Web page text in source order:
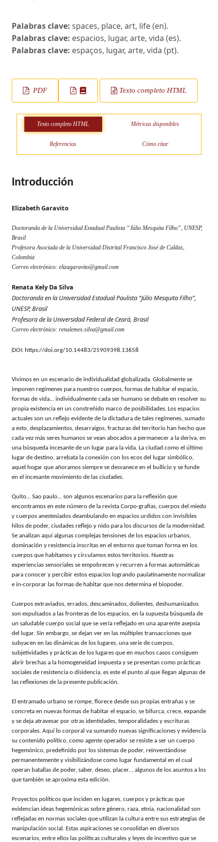
Palabras clave: spaces, place, art, life (en).
Palabras clave: espacios, lugar, arte, vida (es).
Palabras clave: espaços, lugar, arte, vida (pt).
PDF Texto completo HTML
Texto completo HTML Métricas disponibles
Referencias Cómo citar
Introducción
Elizabeth Garavito
Doctoranda de la Universidad Estadual Paulista “Júlio Mesquita Filho”, UNESP,
Brasil
Profesora Asociada de la Universidad Distrital Francisco José de Caldas,
Colombia
Correo electrónico: elizagaravito@gmail.com
Renata Kely Da Silva
Doctoranda en la Universidad Estadual Paulista “Júlio Mesquita Filho”,
UNESP, Brasil
Profesora de la Universidad Federal de Ceará, Brasil
Correo electrónico: renalemes.silva@gmail.com
DOI: https://doi.org/10.14483/25909398.13658
Vivimos en un escenario de individualidad globalizada. Globalmente se
imponen regímenes para nuestros cuerpos, formas de habitar el espacio,
formas de vida… individualmente cada ser humano se debate en resolver su
propia existencia en un constreñido marco de posibilidades. Los espacios
actuales son un reflejo evidente de la dictadura de tales regímenes, sumado
a esto, desplazamientos, desarraigos, fracturas del territorio han hecho que
cada vez más seres humanos se vean abocados a permanecer a la deriva, en
una búsqueda incesante de un lugar para la vida. La ciudad como el último
lugar de destino, arrebata la conexión con los ecos del lugar simbólico,
aquel hogar que añoramos siempre se desvanece en el bullicio y se funde
en el incesante movimiento de las ciudades.
Quito... Sao paulo... son algunos escenarios para la reflexión que
encontramos en este número de la revista Corpo-grafías, cuerpos del miedo
y cuerpos anestesiados deambulando en espacios urdidos con invisibles
hilos de poder, ciudades reflejo y nido para los discursos de la modernidad.
Se analizan aquí algunas complejas tensiones de los espacios urbanos,
dominación y resistencia inscritas en el entorno que toman forma en los
cuerpos que habitamos y circulamos estos territorios. Nuestras
experiencias sensoriales se empobrecen y recurren a formas automáticas
para conocer y percibir estos espacios logrando paulatinamente normalizar
e in-corporar las formas de habitar que nos determina el biopoder.
Cuerpos extraviados, errados, descaminados, dolientes, deshumanizados
son expulsados a las fronteras de los espacios, en la supuesta búsqueda de
un saludable cuerpo social que se vería reflejado en una aparente asepsia
del lugar. Sin embargo, se dejan ver en las múltiples transacciones que
subyacen en las dinámicas de los lugares, una serie de cuerpos,
subjetividades y prácticas de los lugares que en muchos casos consiguen
abrir brechas a la homogeneidad impuesta y se presentan como prácticas
sociales de resistencia o disidencia, es este el punto al que llegan algunas de
las reflexiones de la presente publicación.
El entramado urbano se rompe, florece desde sus propias entrañas y se
concreta en nuevas formas de habitar el espacio, se bifurca, crece, expande
y se deja atravesar por otras identidades, temporalidades y escrituras
corporales. Aquí lo corporal va sumando nuevas significaciones y evidencia
su contenido político, como agente operador se resiste a ser un cuerpo
hegemónico, predefinido por los sistemas de poder, reinventándose
permanentemente y visibilizándose como lugar fundamental en el cual
operan batallas de poder, saber, deseo, placer… algunos de los asuntos a los
que también se aproxima esta edición.
Proyectos políticos que inciden en lugares, cuerpos y prácticas que
evidencian ideas hegemónicas sobre género, raza, etnia, nacionalidad son
reflejadas en normas sociales que utilizan la cultura entre sus estrategias de
manipulación social. Estas aspiraciones se consolidan en diversos
escenarios, entre ellos las políticas culturales y leyes de incentivo que se